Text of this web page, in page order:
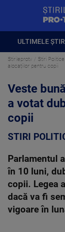
ULTIMELE
Stirileprotv Stiri Politice
alocațiilor pentru copii
Veste
a votat
copii
STIRI
Parlamentul
în 10 luni,
copii. Legea
dacă va fi
vigoare în